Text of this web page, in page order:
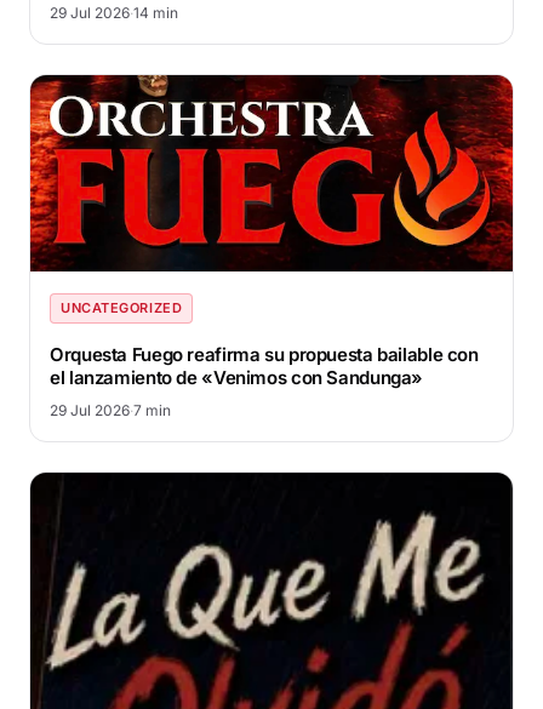
29 Jul 2026·14 min
UNCATEGORIZED
Orquesta Fuego reafirma su propuesta bailable con
el lanzamiento de «Venimos con Sandunga»
29 Jul 2026·7 min